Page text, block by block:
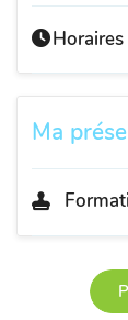
Horaires
Ma